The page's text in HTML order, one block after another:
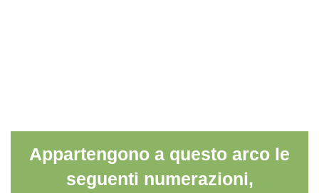
Appartengono a questo arco le
seguenti numerazioni,